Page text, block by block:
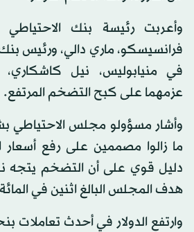
وأعربت رئيسة بنك
فرانسيسكو، ماري دالي، ورئيس
في منيابوليس، نيل كاشكاري،
عزمهما على كبح التضخم المرتفع.
وأشار مسؤولو مجلس الاحتياطي
ما زالوا مصممين على رفع أسعار
دليل قوي على أن التضخم يتجه
هدف المجلس البالغ اثنين في